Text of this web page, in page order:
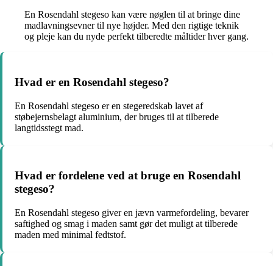
En Rosendahl stegeso kan være nøglen til at bringe dine
madlavningsevner til nye højder. Med den rigtige teknik
og pleje kan du nyde perfekt tilberedte måltider hver gang.
Hvad er en Rosendahl stegeso?
En Rosendahl stegeso er en stegeredskab lavet af
støbejernsbelagt aluminium, der bruges til at tilberede
langtidsstegt mad.
Hvad er fordelene ved at bruge en Rosendahl
stegeso?
En Rosendahl stegeso giver en jævn varmefordeling, bevarer
saftighed og smag i maden samt gør det muligt at tilberede
maden med minimal fedtstof.